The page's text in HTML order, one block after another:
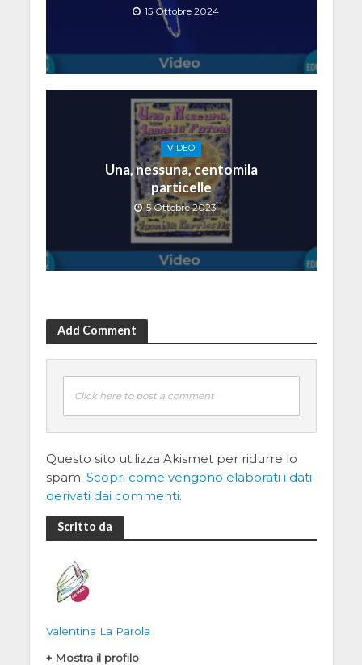
15 Ottobre 2024
VIDEO
Una, nessuna, centomila
particelle
5 Ottobre 2023
Add Comment
Click here to post a comment
Questo sito utilizza Akismet per ridurre lo
spam. Scopri come vengono elaborati i dati
derivati dai commenti.
Scritto da
Valentina La Parola
+ Mostra il profilo